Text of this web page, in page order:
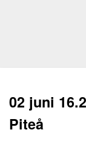
02 juni
Piteå